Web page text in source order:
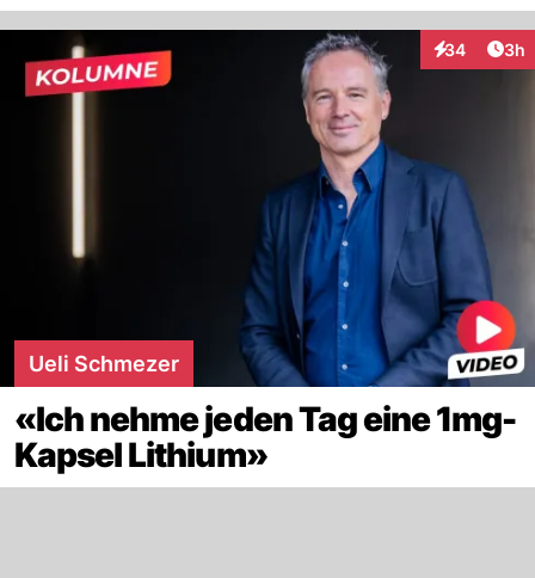
34
Interaktionen
3h
Ueli Schmezer
«Ich nehme jeden Tag eine 1mg-
Kapsel Lithium»